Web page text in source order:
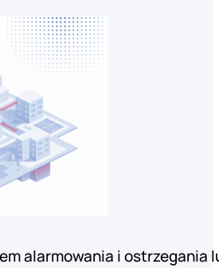
alarmowania i ostrzegania